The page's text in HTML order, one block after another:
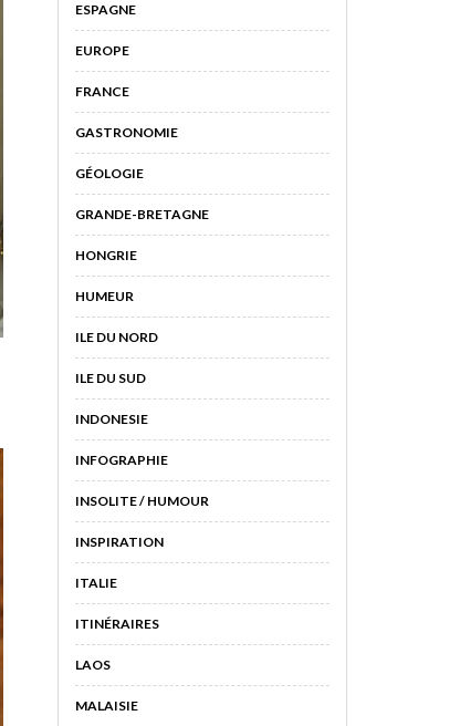
ESPAGNE
EUROPE
FRANCE
GASTRONOMIE
GÉOLOGIE
GRANDE-BRETAGNE
HONGRIE
HUMEUR
ILE DU NORD
ILE DU SUD
INDONESIE
INFOGRAPHIE
INSOLITE / HUMOUR
INSPIRATION
ITALIE
ITINÉRAIRES
LAOS
MALAISIE